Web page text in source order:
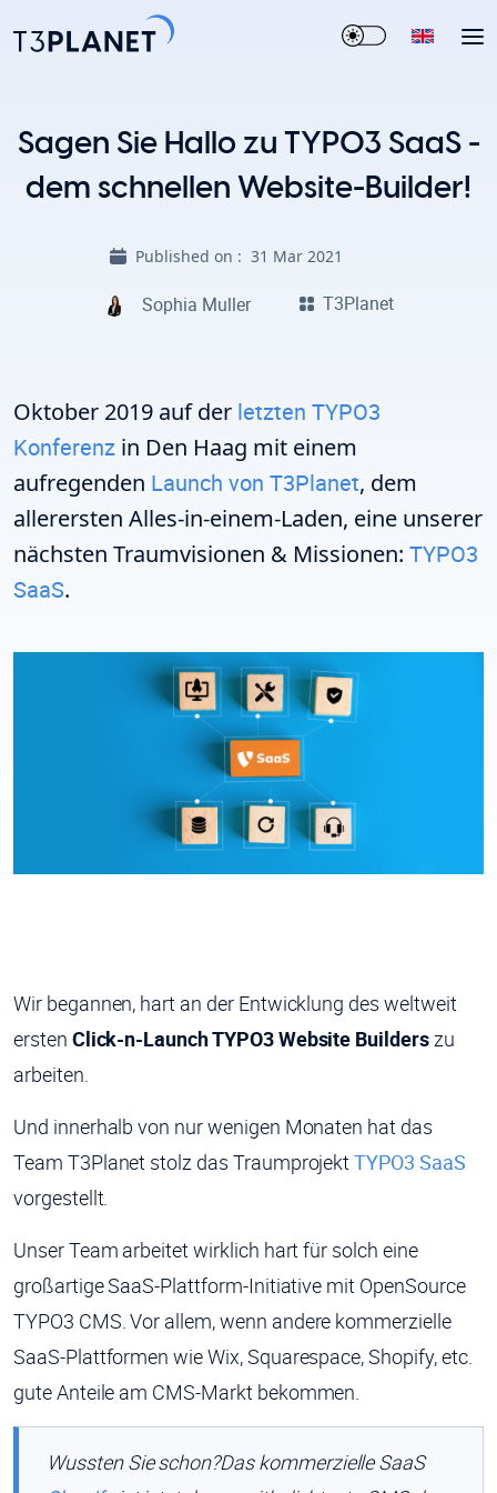
Sagen Sie Hallo zu TYPO3 SaaS -
dem schnellen Website-Builder!
Published on : 31 Mar 2021
Sophia Muller T3Planet
Oktober 2019 auf der letzten TYPO3
Konferenz in Den Haag mit einem
aufregenden Launch von T3Planet, dem
allerersten Alles-in-einem-Laden, eine unserer
nächsten Traumvisionen & Missionen: TYPO3
SaaS.
Wir begannen, hart an der Entwicklung des weltweit
ersten Click-n-Launch TYPO3 Website Builderszu
arbeiten.
Und innerhalb von nur wenigen Monaten hat das
Team T3Planet stolz das TraumprojektTYPO3 SaaS
vorgestellt.
Unser Team arbeitet wirklich hart für solch eine
großartige SaaS-Plattform-Initiative mit OpenSource
TYPO3 CMS. Vor allem, wenn andere kommerzielle
SaaS-Plattformen wie Wix, Squarespace, Shopify, etc.
gute Anteile am CMS-Markt bekommen.
Wussten Sie schon?Das kommerzielle SaaS